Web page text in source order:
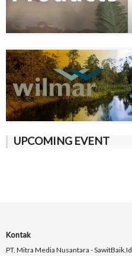
UPCOMING EVENT
Kontak
PT. Mitra Media Nusantara - SawitBaik.id